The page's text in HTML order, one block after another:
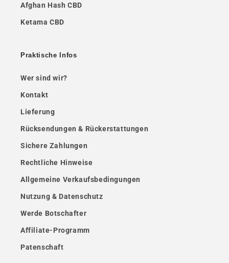
Afghan Hash CBD
Ketama CBD
Praktische Infos
Wer sind wir?
Kontakt
Lieferung
Rücksendungen & Rückerstattungen
Sichere Zahlungen
Rechtliche Hinweise
Allgemeine Verkaufsbedingungen
Nutzung & Datenschutz
Werde Botschafter
Affiliate-Programm
Patenschaft